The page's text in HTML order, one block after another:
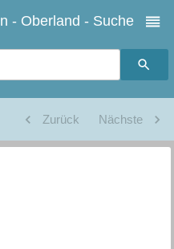
- Oberland - Suche
Zurück Nächste